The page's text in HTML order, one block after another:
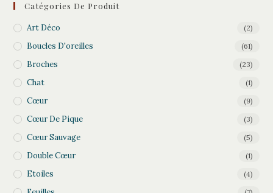
Catégories De Produit
Art Déco (2)
Boucles D'oreilles (61)
Broches (23)
Chat (1)
Cœur (9)
Cœur De Pique (3)
Cœur Sauvage (5)
Double Cœur (1)
Etoiles (4)